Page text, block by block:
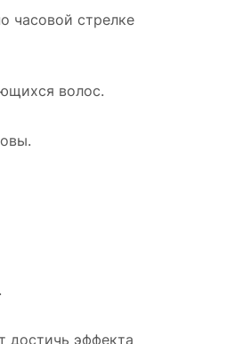
часовой стрелке
волос.
достичь эффекта